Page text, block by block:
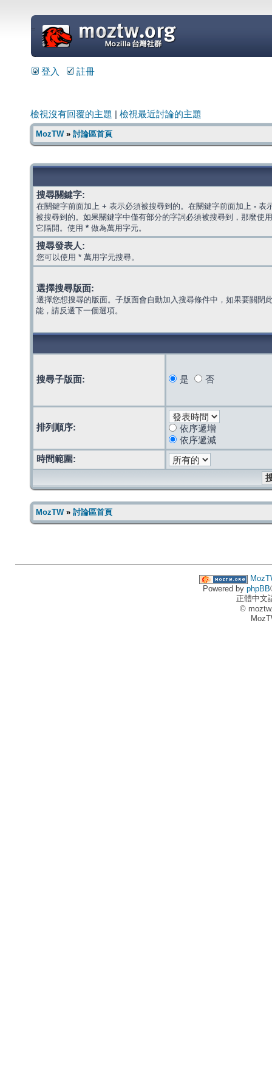
=
登入 註冊
檢視沒有回覆的主題 檢視最近討論的主題
MozTW» 討論區首頁
搜尋關鍵字:
在關鍵字前面加上 + 表示必須被搜尋到的。在關鍵字前面加上 - 表
被搜尋到的。如果關鍵字中僅有部分的字詞必須被搜尋到，那麼使
它隔開。使用 * 做為萬用字元。
搜尋發表人:
您可以使用 * 萬用字元搜尋。
選擇搜尋版面:
選擇您想搜尋的版面。子版面會自動加入搜尋條件中，如果要關閉
能，請反選下一個選項。
搜尋子版面: 是 否
排列順序:
依序遞增
依序遞減
時間範圍:
MozTW» 討論區首頁
Powered by phpBB
正體中文
©